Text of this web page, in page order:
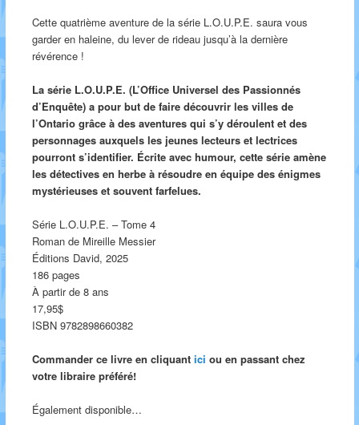
Cette quatrième aventure de la série L.O.U.P.E. saura vous
garder en haleine, du lever de rideau jusqu’à la dernière
révérence !
La série L.O.U.P.E. (L’Office Universel des Passionnés
d’Enquête) a pour but de faire découvrir les villes de
l’Ontario grâce à des aventures qui s’y déroulent et des
personnages auxquels les jeunes lecteurs et lectrices
pourront s’identifier. Écrite avec humour, cette série amène
les détectives en herbe à résoudre en équipe des énigmes
mystérieuses et souvent farfelues.
Série L.O.U.P.E. – Tome 4
Roman de Mireille Messier
Éditions David, 2025
186 pages
À partir de 8 ans
17,95$
ISBN 9782898660382
Commander ce livre en cliquant ici ou en passant chez
votre libraire préféré!
Également disponible…